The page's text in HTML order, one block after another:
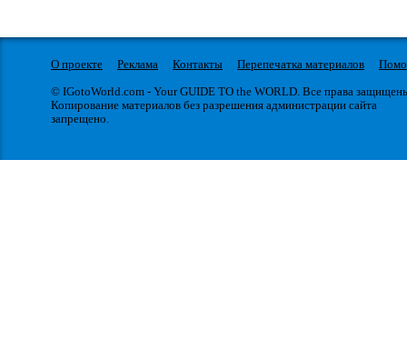
О проекте Реклама Контакты Перепечатка материалов
© IGotoWorld.com - Your GUIDE TO the WORLD. Все права
Копирование материалов без разрешения администрации сайта
запрещено.